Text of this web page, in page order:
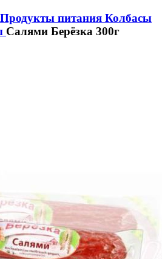
Продукты питания Колбасы
Салями Берёзка 300г